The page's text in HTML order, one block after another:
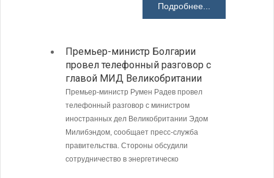
Подробнее...
Премьер-министр Болгарии
провел телефонный разговор с
главой МИД Великобритании
Премьер-министр Румен Радев провел
телефонный разговор с министром
иностранных дел Великобритании Эдом
Милибэндом, сообщает пресс-служба
правительства. Стороны обсудили
сотрудничество в энергетическо